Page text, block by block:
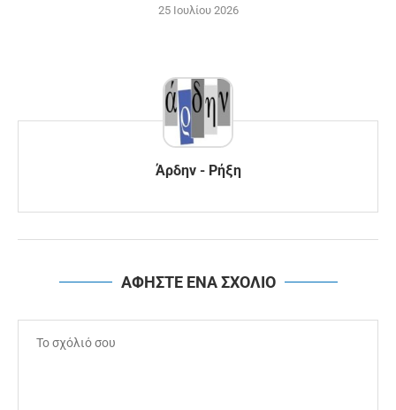
25 Ιουλίου 2026
Άρδην - Ρήξη
ΑΦΗΣΤΕ ΕΝΑ ΣΧΟΛΙΟ